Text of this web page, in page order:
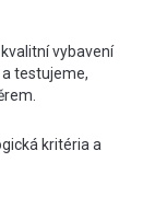
vybavení
testujeme,
kritéria a